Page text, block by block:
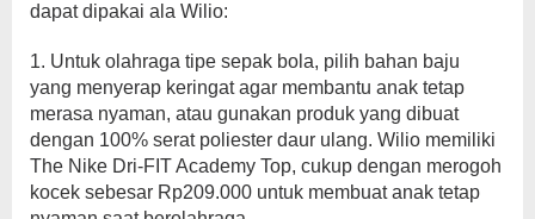
dapat dipakai ala Wilio:
1. Untuk olahraga tipe sepak bola, pilih bahan baju
yang menyerap keringat agar membantu anak tetap
merasa nyaman, atau gunakan produk yang dibuat
dengan 100% serat poliester daur ulang. Wilio memiliki
The Nike Dri-FIT Academy Top, cukup dengan merogoh
kocek sebesar Rp209.000 untuk membuat anak tetap